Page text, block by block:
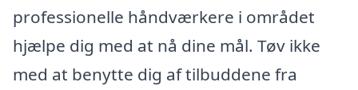
professionelle håndværkere i området
hjælpe dig med at nå dine mål. Tøv ikke
med at benytte dig af tilbuddene fra